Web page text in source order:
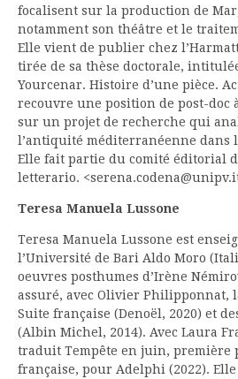
focalisent sur la production de
notamment son théâtre et le
Elle vient de publier chez
tirée de sa thèse doctorale,
Yourcenar. Histoire d’une pièce.
recouvre une position de post-doc
sur un projet de recherche qui
l’antiquité méditerranéenne dans
Elle fait partie du comité éditorial
letterario.
Teresa Manuela Lussone
Teresa Manuela Lussone est
l’Université de Bari Aldo Moro
oeuvres posthumes d’Irène
assuré, avec Olivier Philipponnat,
Suite française (Denoël, 2020) et
(Albin Michel, 2014). Avec Laura
traduit Tempête en juin, première
française, pour Adelphi (2022).